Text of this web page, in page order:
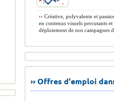
›› Créative, polyvalente et
en contenus visuels percutants
déploiement de nos campagnes
›› Offres d'emploi